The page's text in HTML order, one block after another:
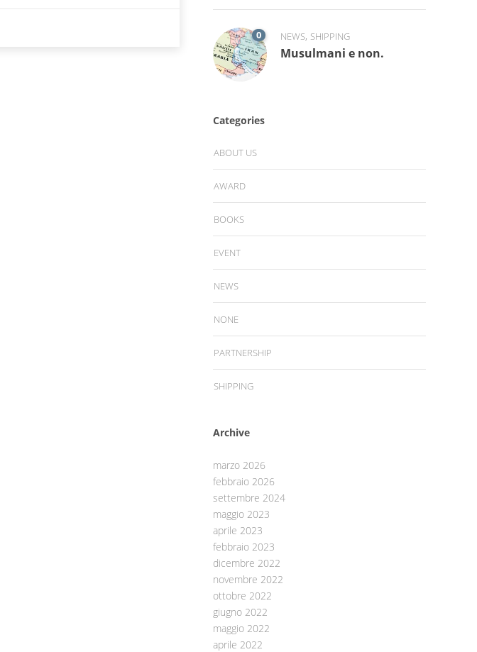
0 NEWS, SHIPPING
Musulmani e non.
Categories
ABOUT US
AWARD
BOOKS
EVENT
NEWS
NONE
PARTNERSHIP
SHIPPING
Archive
marzo 2026
febbraio 2026
settembre 2024
maggio 2023
aprile 2023
febbraio 2023
dicembre 2022
novembre 2022
ottobre 2022
giugno 2022
maggio 2022
aprile 2022